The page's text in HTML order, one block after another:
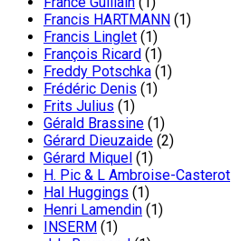
Francis HARTMANN (1)
Francis Linglet (1)
François Ricard (1)
Freddy Potschka (1)
Frédéric Denis (1)
Frits Julius (1)
Gérald Brassine (1)
Gérard Dieuzaide (2)
Gérard Miquel (1)
H. Pic & L Ambroise-Casterot
Hal Huggings (1)
Henri Lamendin (1)
INSERM (1)